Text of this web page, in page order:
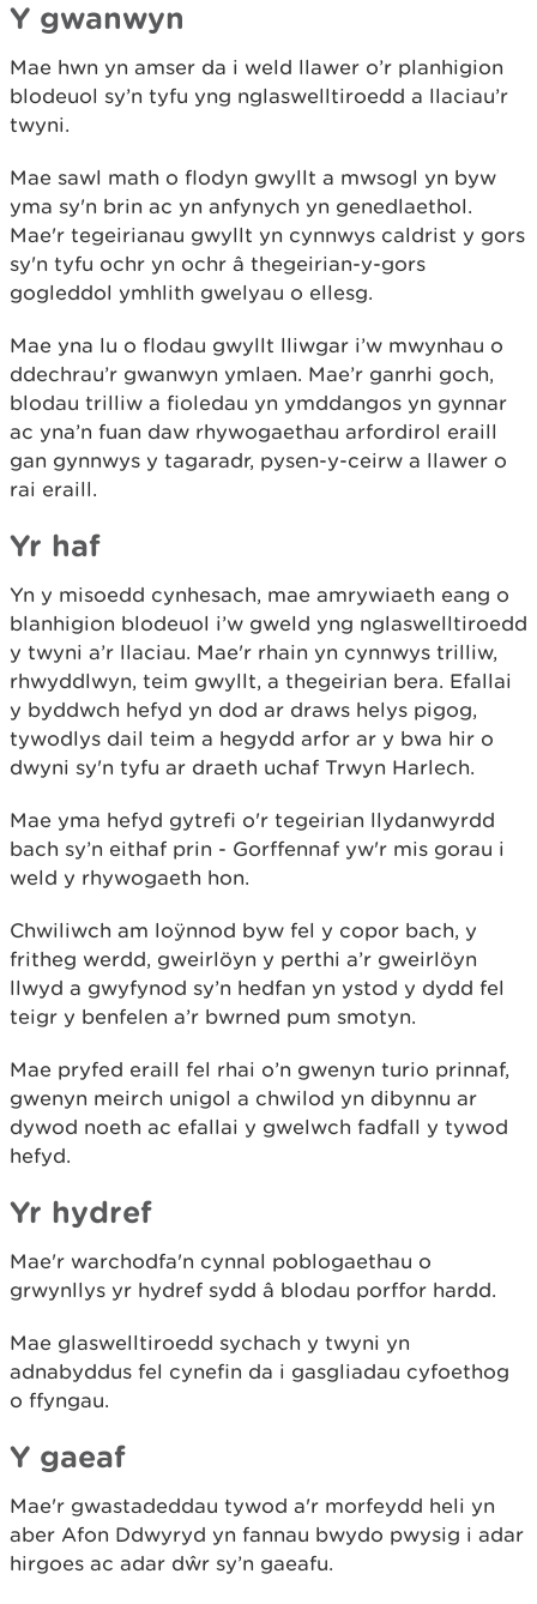
Y gwanwyn
Mae hwn yn amser da i weld llawer o’r planhigion
blodeuol sy’n tyfu yng nglaswelltiroedd a llaciau’r
twyni.
Mae sawl math o flodyn gwyllt a mwsogl yn byw
yma sy'n brin ac yn anfynych yn genedlaethol.
Mae'r tegeirianau gwyllt yn cynnwys caldrist y gors
sy'n tyfu ochr yn ochr â thegeirian-y-gors
gogleddol ymhlith gwelyau o ellesg.
Mae yna lu o flodau gwyllt lliwgar i’w mwynhau o
ddechrau’r gwanwyn ymlaen. Mae’r ganrhi goch,
blodau trilliw a fioledau yn ymddangos yn gynnar
ac yna’n fuan daw rhywogaethau arfordirol eraill
gan gynnwys y tagaradr, pysen-y-ceirw a llawer o
rai eraill.
Yr haf
Yn y misoedd cynhesach, mae amrywiaeth eang o
blanhigion blodeuol i’w gweld yng nglaswelltiroedd
y twyni a’r llaciau. Mae'r rhain yn cynnwys trilliw,
rhwyddlwyn, teim gwyllt, a thegeirian bera. Efallai
y byddwch hefyd yn dod ar draws helys pigog,
tywodlys dail teim a hegydd arfor ar y bwa hir o
dwyni sy'n tyfu ar draeth uchaf Trwyn Harlech.
Mae yma hefyd gytrefi o'r tegeirian llydanwyrdd
bach sy’n eithaf prin - Gorffennaf yw'r mis gorau i
weld y rhywogaeth hon.
Chwiliwch am loÿnnod byw fel y copor bach, y
fritheg werdd, gweirlöyn y perthi a’r gweirlöyn
llwyd a gwyfynod sy’n hedfan yn ystod y dydd fel
teigr y benfelen a’r bwrned pum smotyn.
Mae pryfed eraill fel rhai o’n gwenyn turio prinnaf,
gwenyn meirch unigol a chwilod yn dibynnu ar
dywod noeth ac efallai y gwelwch fadfall y tywod
hefyd.
Yr hydref
Mae'r warchodfa'n cynnal poblogaethau o
grwynllys yr hydref sydd â blodau porffor hardd.
Mae glaswelltiroedd sychach y twyni yn
adnabyddus fel cynefin da i gasgliadau cyfoethog
o ffyngau.
Y gaeaf
Mae'r gwastadeddau tywod a'r morfeydd heli yn
aber Afon Ddwyryd yn fannau bwydo pwysig i adar
hirgoes ac adar dŵr sy’n gaeafu.